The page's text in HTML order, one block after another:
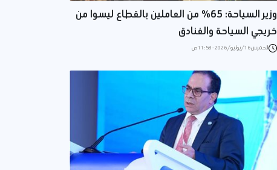
وزير السياحة: 65% من العاملين بالقطاع ليسوا من
خريجي السياحة والفنادق
الخميس 16/يوليو/2026 - 11:58 ص